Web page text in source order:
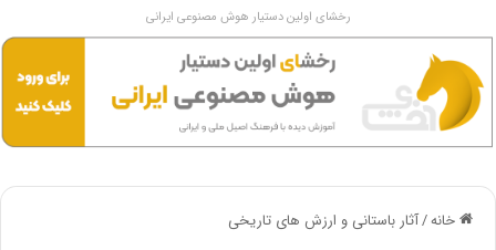
رخشای اولین دستیار هوش مصنوعی ایرانی
خانه/آثار باستانی و ارزش های تاریخی